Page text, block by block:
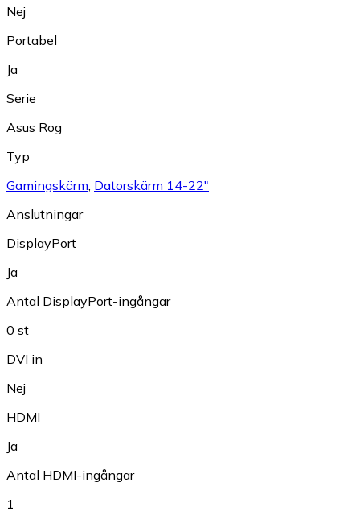
Nej
Portabel
Ja
Serie
Asus Rog
Typ
Gamingskärm, Datorskärm 14-22"
Anslutningar
DisplayPort
Ja
Antal DisplayPort-ingångar
0 st
DVI in
Nej
HDMI
Ja
Antal HDMI-ingångar
1